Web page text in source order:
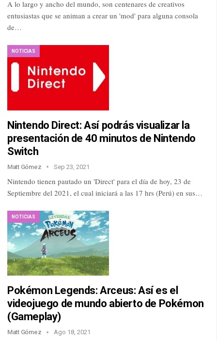
A lo largo y ancho del mundo, son centenares de creativos
entusiastas que se animan a crear un 'mod' para alguna consola
de…
NOTICIAS
Nintendo Direct: Así podrás visualizar la
presentación de 40 minutos de Nintendo
Switch
Matt Gómez Sep 23, 2021
Nintendo tienen pautado un 'Direct' para el día de hoy, 23 de
Septiembre del 2021, el cual iniciará a las 17 hrs (Perú) en sus…
NOTICIAS
Pokémon Legends: Arceus: Así es el
videojuego de mundo abierto de Pokémon
(Gameplay)
Matt Gómez Ago 18, 2021